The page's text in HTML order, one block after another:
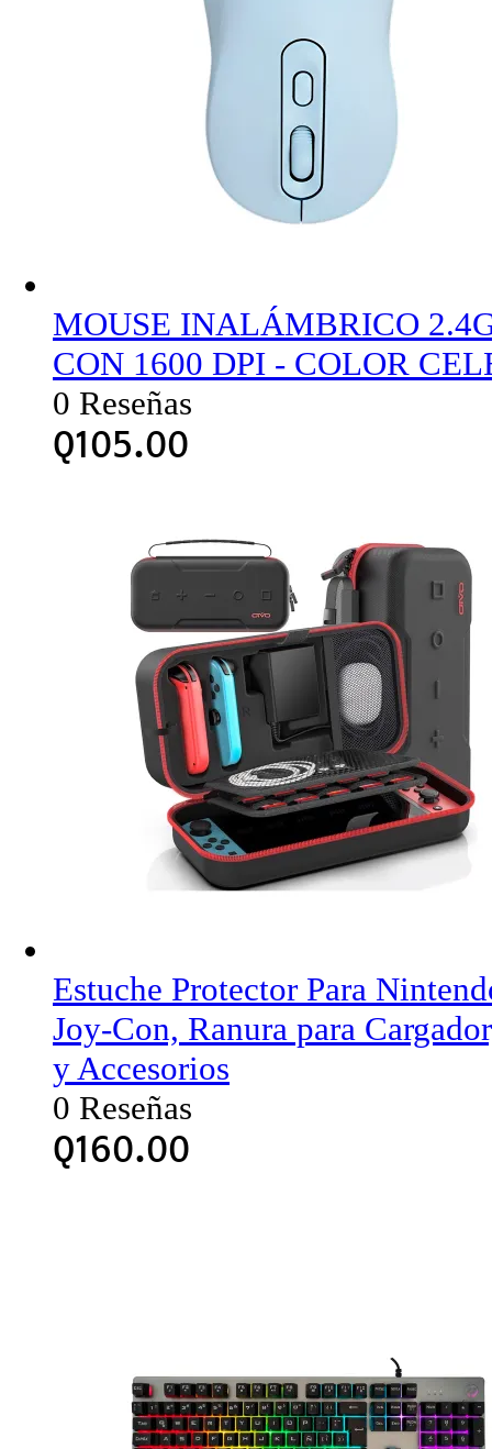
MOUSE INALÁMBRICO
CON 1600 DPI - COLOR
0 Reseñas
Q105.00
Estuche Protector Para
Joy-Con, Ranura para
y Accesorios
0 Reseñas
Q160.00